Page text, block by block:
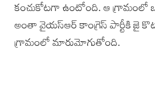
కంచుకోట‌గా ఉంటోంది. ఆ గ్రామంలో
అంతా వైయస్‌ఆర్ కాంగ్రెస్ ‌పార్టీకి జై
గ్రామంలో మారుమోగుతోంది.